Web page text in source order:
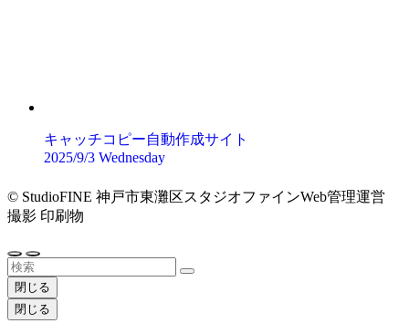
キャッチコピー自動作成サイト
2025/9/3 Wednesday
© StudioFINE 神戸市東灘区スタジオファインWeb管理運営
撮影 印刷物
閉じる
閉じる